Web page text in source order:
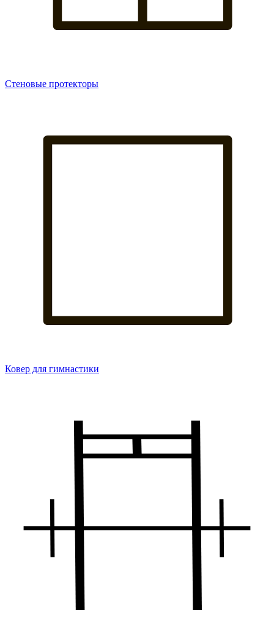
Стеновые протекторы
Ковер для гимнастики